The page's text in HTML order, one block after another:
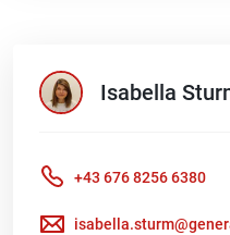
Isabella
+43 676 8256 6380